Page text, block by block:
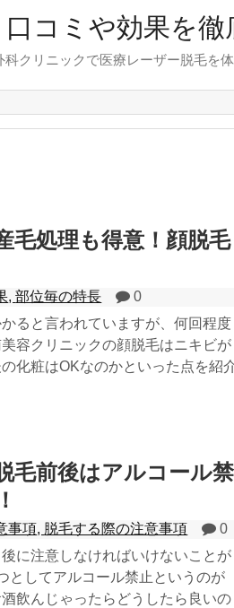
コミや効果を徹
クリニックで医療レーザー脱毛を体
毛処理も得意！顔脱毛
,部位毎の特長
0
ると言われていますが、何回程度
容クリニックの顔脱毛はニキビが
化粧はOKなのかといった点を紹
毛前後はアルコール禁
事項, 脱毛する際の注意事項
0
に注意しなければいけないことが
としてアルコール禁止というのが
飲んじゃったらどうしたら良いの